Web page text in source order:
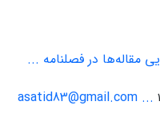
مقاله‌ها در فصلنامه ...